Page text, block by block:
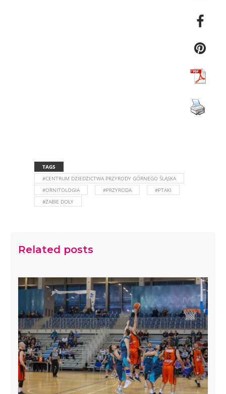
TAGS
#CENTRUM DZIEDZICTWA PRZYRODY GÓRNEGO ŚLĄSKA
#ORNITOLOGIA
#PRZYRODA
#PTAKI
#ŻABIE DOŁY
Related posts